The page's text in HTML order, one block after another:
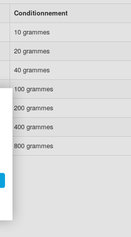
Conditionnement
10 grammes
20 grammes
40 grammes
100 grammes
200 grammes
400 grammes
800 grammes